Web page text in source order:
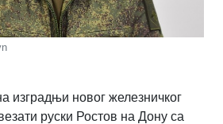
изградњи новог железничког
руски Ростов на Дону са